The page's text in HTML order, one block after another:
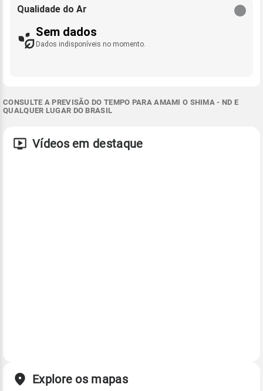
Qualidade do Ar
Sem dados
Dados indisponíveis no momento.
CONSULTE A PREVISÃO DO TEMPO PARA AMAMI O SHIMA - ND E
QUALQUER LUGAR DO BRASIL
Vídeos em destaque
Explore os mapas